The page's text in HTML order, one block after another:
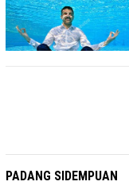
PADANG SIDEMPUAN